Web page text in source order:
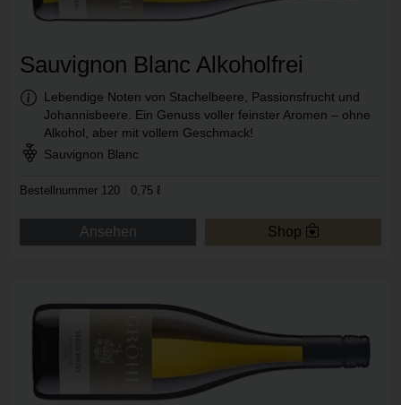
Sauvignon Blanc Alkoholfrei
Information:
Lebendige Noten von Stachelbeere, Passionsfrucht und
Johannisbeere. Ein Genuss voller feinster Aromen – ohne
Alkohol, aber mit vollem Geschmack!
Rebsorte:
Sauvignon Blanc
Bestellnummer 120 0,75 ℓ
Ansehen Shop